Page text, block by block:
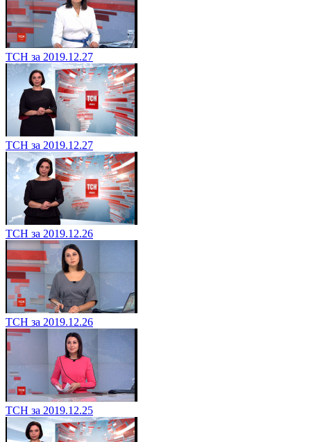
ТСН за 2019.12.27
ТСН за 2019.12.27
ТСН за 2019.12.26
ТСН за 2019.12.26
ТСН за 2019.12.25